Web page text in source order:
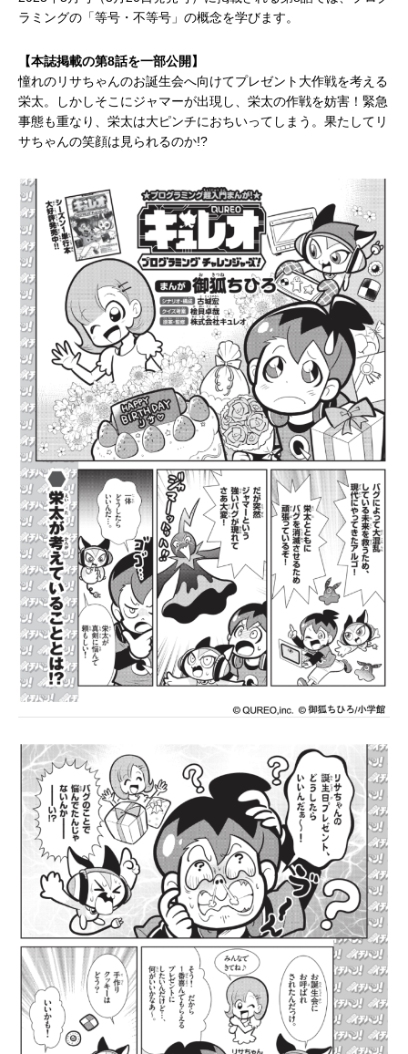
ラミングの「等号・不等号」の概念を学びます。
【本誌掲載の第8話を一部公開】
憧れのリサちゃんのお誕生会へ向けてプレゼント大作戦を考える
栄太。しかしそこにジャマーが出現し、栄太の作戦を妨害！緊急
事態も重なり、栄太は大ピンチにおちいってしまう。果たしてリ
サちゃんの笑顔は見られるのか!?